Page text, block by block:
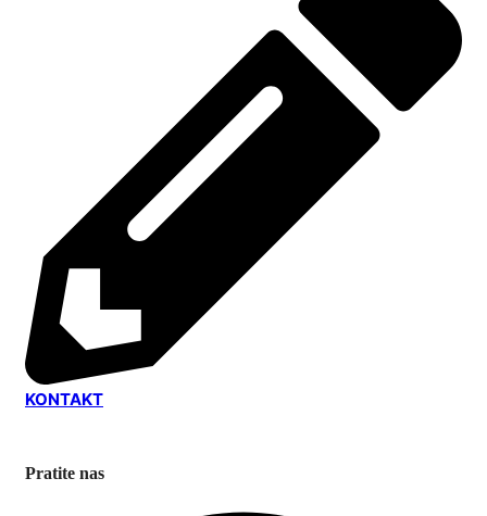
KONTAKT
Pratite nas